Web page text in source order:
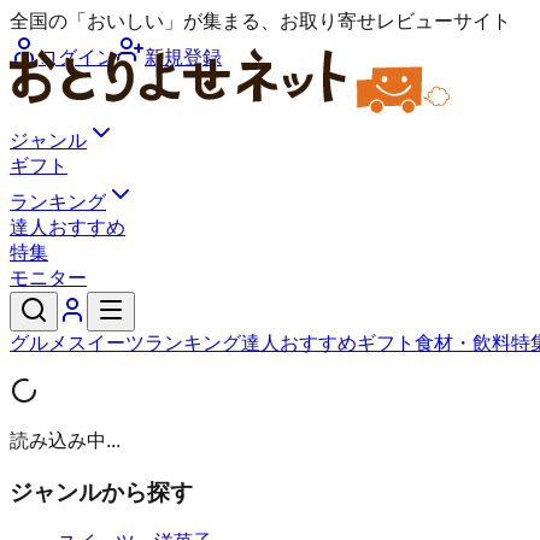
全国の「おいしい」が集まる、お取り寄せレビューサイト
ログイン
新規登録
ジャンル
ギフト
ランキング
達人おすすめ
特集
モニター
グルメ スイーツランキング達人おすすめギフト 食材・飲料特
読み込み中...
ジャンルから探す